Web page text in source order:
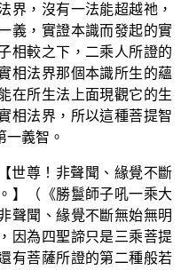
界，沒有一法能超越祂，
義，實證本識而發起的實
相較之下，二乘人所證的
相法界那個本識所生的蘊
在所生法上面現觀它的生
相法界，所以這種菩提智
一義智。
世尊！非聲聞、緣覺不斷
】（《勝鬘師子吼一乘大
聲聞、緣覺不斷無始無明
因為四聖諦只是三乘菩提
有菩薩所證的第二種般若